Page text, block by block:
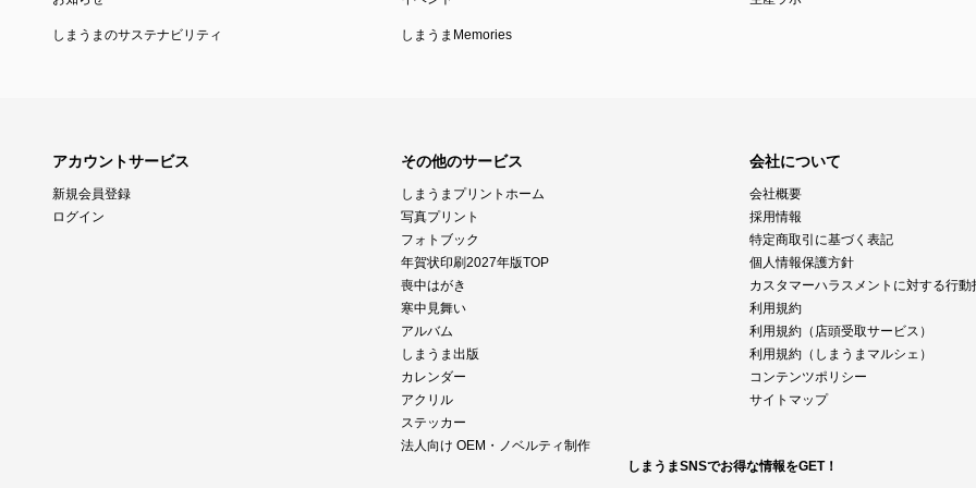
しまうまのサステナビリティ しまうまMemories
アカウントサービス
新規会員登録
ログイン
その他のサービス
しまうまプリントホーム
写真プリント
フォトブック
年賀状印刷2027年版TOP
喪中はがき
寒中見舞い
アルバム
しまうま出版
カレンダー
アクリル
ステッカー
法人向け OEM・ノベルティ制作
会社について
会社概要
採用情報
特定商取引に基づく表記
個人情報保護方針
カスタマーハラスメントに対する行動
利用規約
利用規約（店頭受取サービス）
利用規約（しまうまマルシェ）
コンテンツポリシー
サイトマップ
しまうまSNSでお得な情報をGET！